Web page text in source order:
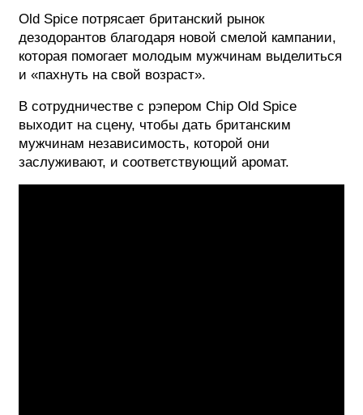
Old Spice потрясает британский рынок
дезодорантов благодаря новой смелой кампании,
которая помогает молодым мужчинам выделиться
и «пахнуть на свой возраст».
В сотрудничестве с рэпером Chip Old Spice
выходит на сцену, чтобы дать британским
мужчинам независимость, которой они
заслуживают, и соответствующий аромат.
РЕКЛАМА
КОНТАКТЫ